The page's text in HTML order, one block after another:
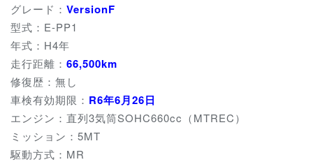
グレード： VersionF
型式：E-PP1
年式：H4年
走行距離： 66,500km
修復歴：無し
車検有効期限： R6年6月26日
エンジン：直列3気筒SOHC660cc（MTREC）
ミッション：5MT
駆動方式：MR